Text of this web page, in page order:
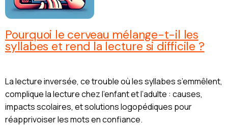
Pourquoi le cerveau mélange-t-il les
syllabes et rend la lecture si difficile ?
La lecture inversée, ce trouble où les syllabes s’emmêlent,
complique la lecture chez l’enfant et l’adulte : causes,
impacts scolaires, et solutions logopédiques pour
réapprivoiser les mots en confiance.